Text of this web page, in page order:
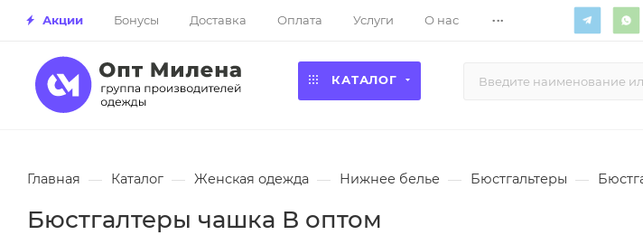
Акции Бонусы Доставка Оплата Услуги О нас ...
КАТАЛОГ
Главная — Каталог — Женская одежда — Нижнее белье — Бюстгальтеры —
Бюстгалтеры чашка В оптом